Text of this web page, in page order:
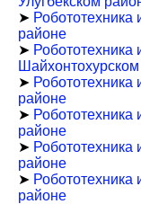
➤ Робототехника
районе
➤ Робототехника
➤ Робототехника
районе
➤ Робототехника
районе
➤ Робототехника
районе
➤
районе